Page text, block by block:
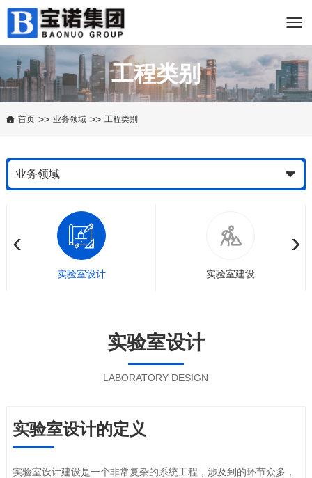
工程类别
首页 >> 业务领域 >> 工程类别
业务领域
实验室设计 实验室建设
‹ ›
实验室设计
LABORATORY DESIGN
实验室设计的定义
实验室设计建设是一个非常复杂的系统工程，涉及到的环节众多，